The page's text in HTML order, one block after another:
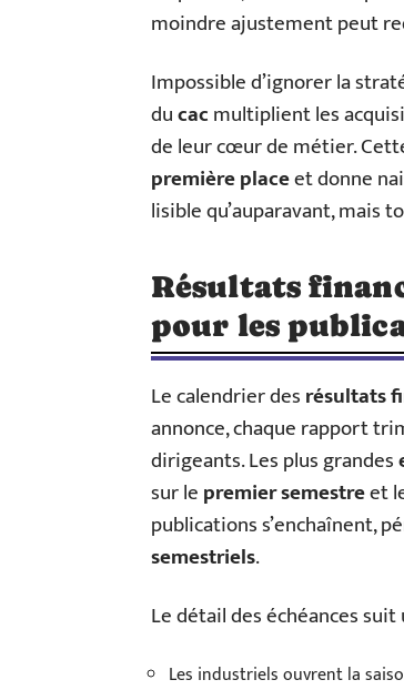
moindre ajustement peut
Impossible d’ignorer la
ducacmultiplient les
de leur cœur de métier.
première placeet donne
lisible qu’auparavant,
Résultats
pour les
Le calendrier desrésultats
annonce, chaque rapport
dirigeants. Les plus grandes
sur lepremier semestreet
publications s’enchaînent,
semestriels.
Le détail des échéances
Les industriels ouvrent la